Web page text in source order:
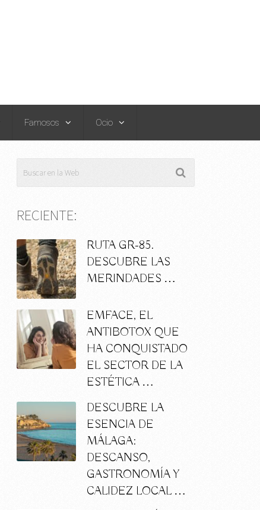
Famosos Ocio
RECIENTE:
RUTA GR-85.
DESCUBRE LAS
MERINDADES …
EMFACE, EL
ANTIBOTOX QUE
HA CONQUISTADO
EL SECTOR DE LA
ESTÉTICA …
DESCUBRE LA
ESENCIA DE
MÁLAGA:
DESCANSO,
GASTRONOMÍA Y
CALIDEZ LOCAL …